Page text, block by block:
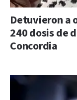
Detuvieron a
240 dosis de
Concordia